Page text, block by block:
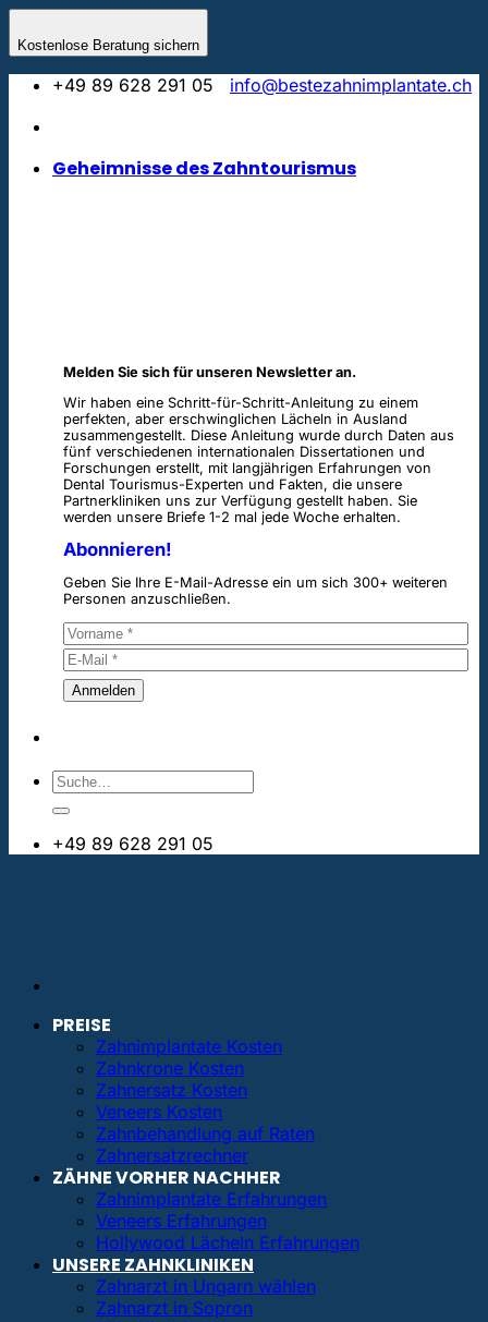
Kostenlose Beratung sichern
content
+49 89 628 291 05
info@bestezahnimplantate.ch
Geheimnisse des Zahntourismus
Melden Sie sich für unseren Newsletter an.
Wir haben eine Schritt-für-Schritt-Anleitung zu einem
perfekten, aber erschwinglichen Lächeln in Ausland
zusammengestellt. Diese Anleitung wurde durch Daten aus
fünf verschiedenen internationalen Dissertationen und
Forschungen erstellt, mit langjährigen Erfahrungen von
Dental Tourismus-Experten und Fakten, die unsere
Partnerkliniken uns zur Verfügung gestellt haben. Sie
werden unsere Briefe 1-2 mal jede Woche erhalten.
Abonnieren!
Geben Sie Ihre E-Mail-Adresse ein um sich 300+ weiteren
Personen anzuschließen.
+49 89 628 291 05
PREISE
Zahnimplantate Kosten
Zahnkrone Kosten
Zahnersatz Kosten
Veneers Kosten
Zahnbehandlung auf Raten
Zahnersatzrechner
ZÄHNE VORHER NACHHER
Zahnimplantate Erfahrungen
Veneers Erfahrungen
Hollywood Lächeln Erfahrungen
UNSERE ZAHNKLINIKEN
Zahnarzt in Ungarn wählen
Zahnarzt in Sopron